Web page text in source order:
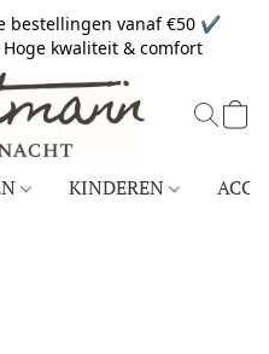
bestellingen vanaf €50 ✔
kwaliteit & comfort
KINDEREN